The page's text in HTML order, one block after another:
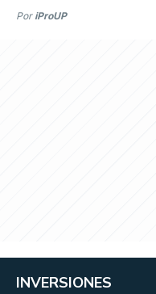
Por iProUP
INVERSIONES